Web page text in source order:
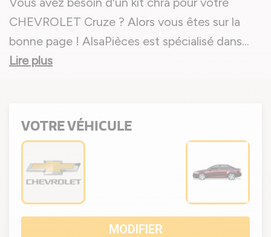
CHEVROLET Cruze ? Alors vous êtes sur la
bonne page ! AlsaPièces est spécialisé dans...
Lire plus
VOTRE VÉHICULE
MODIFIER